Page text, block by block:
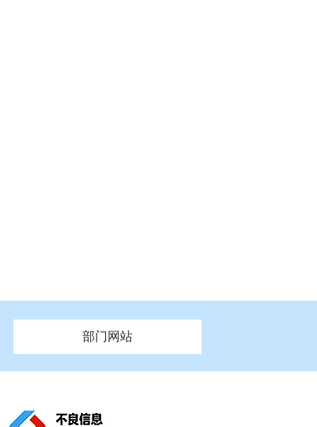
福建 江西 河南 湖北
泰州市政府 盐城市政府
市人社局 市自然资源和规划局
部门网站